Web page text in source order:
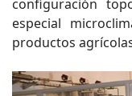
configuración
especial
productos